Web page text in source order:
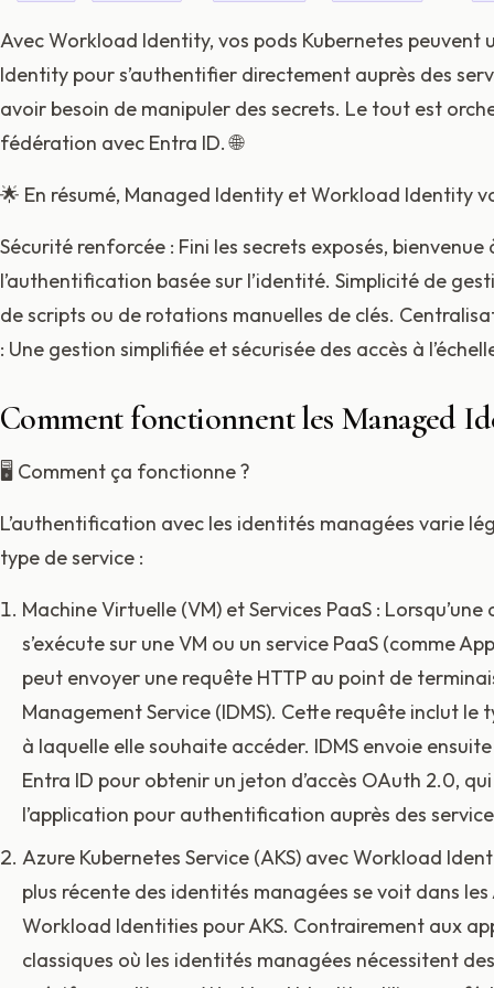
Avec Workload Identity, vos pods Kubernetes peuvent
Identity pour s’authentifier directement auprès des
avoir besoin de manipuler des secrets. Le tout est
fédération avec Entra ID. 🌐
🌟 En résumé, Managed Identity et Workload Identity
Sécurité renforcée : Fini les secrets exposés, bienvenue
l’authentification basée sur l’identité. Simplicité de
de scripts ou de rotations manuelles de clés.
: Une gestion simplifiée et sécurisée des accès à
Comment fonctionnent les Managed
🖥️ Comment ça fonctionne ?
L’authentification avec les identités managées varie
type de service :
Machine Virtuelle (VM) et Services PaaS :
s’exécute sur une VM ou un service PaaS (comme
peut envoyer une requête HTTP au point de
Management Service (IDMS). Cette requête inclut le
à laquelle elle souhaite accéder. IDMS envoie
Entra ID pour obtenir un jeton d’accès OAuth 2.0,
l’application pour authentification auprès des
Azure Kubernetes Service (AKS) avec Workload
plus récente des identités managées se voit dans les
Workload Identities pour AKS. Contrairement aux
classiques où les identités managées nécessitent